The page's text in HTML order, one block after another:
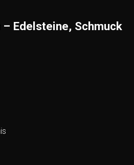
Edelsteine, Schmuck